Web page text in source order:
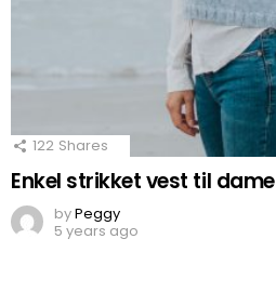
122 Shares
Enkel strikket vest til dame
byPeggy
5 years ago